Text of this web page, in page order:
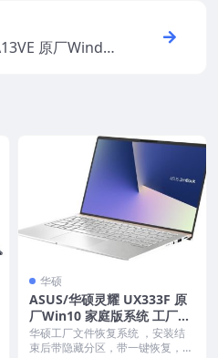
原厂Windo
华硕
ASUS/华硕灵耀 UX333F 原
厂Win10 家庭版系统 工厂文
件 带ASUS Recovery恢复
华硕工厂文件恢复系统 ，安装结
束后带隐藏分区，带一键恢复，以